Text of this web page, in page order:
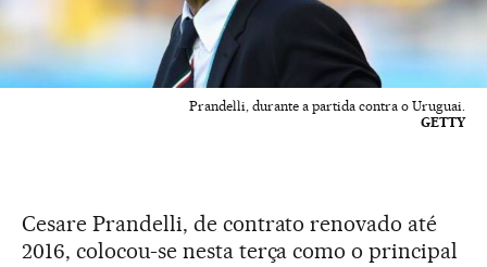
Prandelli, durante a partida contra o Uruguai.
GETTY
Cesare Prandelli, de contrato renovado até
2016, colocou-se nesta terça como o principal